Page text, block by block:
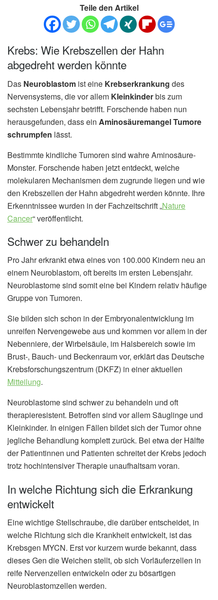
Teile den Artikel
Krebs: Wie Krebszellen der Hahn
abgedreht werden könnte
Das Neuroblastom ist eine Krebserkrankung des
Nervensystems, die vor allem Kleinkinderbis zum
sechsten Lebensjahr betrifft. Forschende haben nun
herausgefunden, dass ein Aminosäuremangel Tumore
schrumpfen lässt.
Bestimmte kindliche Tumoren sind wahre Aminosäure-
Monster. Forschende haben jetzt entdeckt, welche
molekularen Mechanismen dem zugrunde liegen und wie
den Krebszellen der Hahn abgedreht werden könnte. Ihre
Erkenntnissee wurden in der Fachzeitschrift „Nature
Cancer“ veröffentlicht.
Schwer zu behandeln
Pro Jahr erkrankt etwa eines von 100.000 Kindern neu an
einem Neuroblastom, oft bereits im ersten Lebensjahr.
Neuroblastome sind somit eine bei Kindern relativ häufige
Gruppe von Tumoren.
Sie bilden sich schon in der Embryonalentwicklung im
unreifen Nervengewebe aus und kommen vor allem in der
Nebenniere, der Wirbelsäule, im Halsbereich sowie im
Brust-, Bauch- und Beckenraum vor, erklärt das Deutsche
Krebsforschungszentrum (DKFZ) in einer aktuellen
Mitteilung.
Neuroblastome sind schwer zu behandeln und oft
therapieresistent. Betroffen sind vor allem Säuglinge und
Kleinkinder. In einigen Fällen bildet sich der Tumor ohne
jegliche Behandlung komplett zurück. Bei etwa der Hälfte
der Patientinnen und Patienten schreitet der Krebs jedoch
trotz hochintensiver Therapie unaufhaltsam voran.
In welche Richtung sich die Erkrankung
entwickelt
Eine wichtige Stellschraube, die darüber entscheidet, in
welche Richtung sich die Krankheit entwickelt, ist das
Krebsgen MYCN. Erst vor kurzem wurde bekannt, dass
dieses Gen die Weichen stellt, ob sich Vorläuferzellen in
reife Nervenzellen entwickeln oder zu bösartigen
Neuroblastomzellen werden.